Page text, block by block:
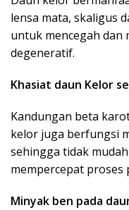
lensa mata, skaligus
untuk mencegah dan
degeneratif.
Khasiat daun Kelor
Kandungan beta
kelor juga berfungsi
sehingga tidak
mempercepat proses
Minyak ben pada